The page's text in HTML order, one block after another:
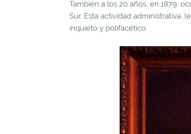
También a los 20 años, en 1879,
Sur. Esta actividad administrativa,
inquieto y polifacético.